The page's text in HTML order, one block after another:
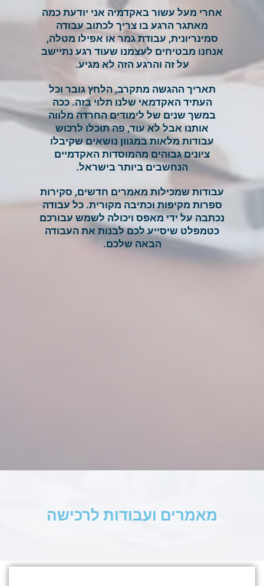
אחרי מעל עשור באקדמיה אני יודעת כמה
מאתגר הרגע בו צריך לכתוב עבודה
סמינריונית, עבודת גמר או אפילו מטלה,
אנחנו מבטיחים לעצמנו שעוד רגע נתיישב
על זה והרגע הזה לא מגיע.
תאריך ההגשה מתקרב, הלחץ גובר וכל
העתיד האקדמאי שלנו תלוי בזה. ככה
במשך שנים של לימודים החרדה מלווה
אותנו אבל לא עוד, פה תוכלו לרכוש
עבודות מלאות במגוון נושאים שקיבלו
ציונים גבוהים מהמוסדות האקדמיים
הנחשבים ביותר בישראל.
עבודות שמכילות מאמרים חדשים, סקירות
ספרות מקיפות וכתיבה מקורית. כל עבודה
נכתבה על ידי מאפס ויכולה לשמש עבורכם
כטמפלט שיסייע לכם לבנות את העבודה
הבאה שלכם.
מאמרים ועבודות לרכישה